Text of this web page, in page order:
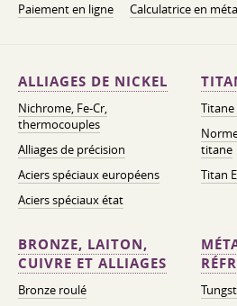
Paiement en ligne
Calculatrice en
ALLIAGES DE NICKEL
Nichrome, Fe-Cr,
thermocouples
Alliages de précision
Aciers spéciaux européens
Aciers spéciaux état
titane
Titan
BRONZE, LAITON,
CUIVRE ET ALLIAGES
Bronze roulé